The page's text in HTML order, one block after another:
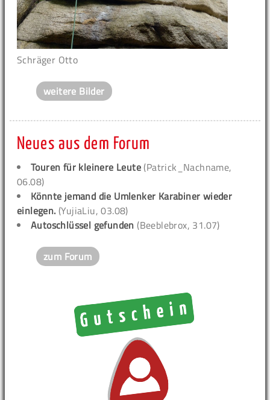
Schräger Otto
weitere Bilder
Neues aus dem Forum
Touren für kleinere Leute (Patrick_Nachname,
06.08)
Könnte jemand die Umlenker Karabiner wieder
einlegen. (YujiaLiu, 03.08)
Autoschlüssel gefunden (Beeblebrox, 31.07)
zum Forum